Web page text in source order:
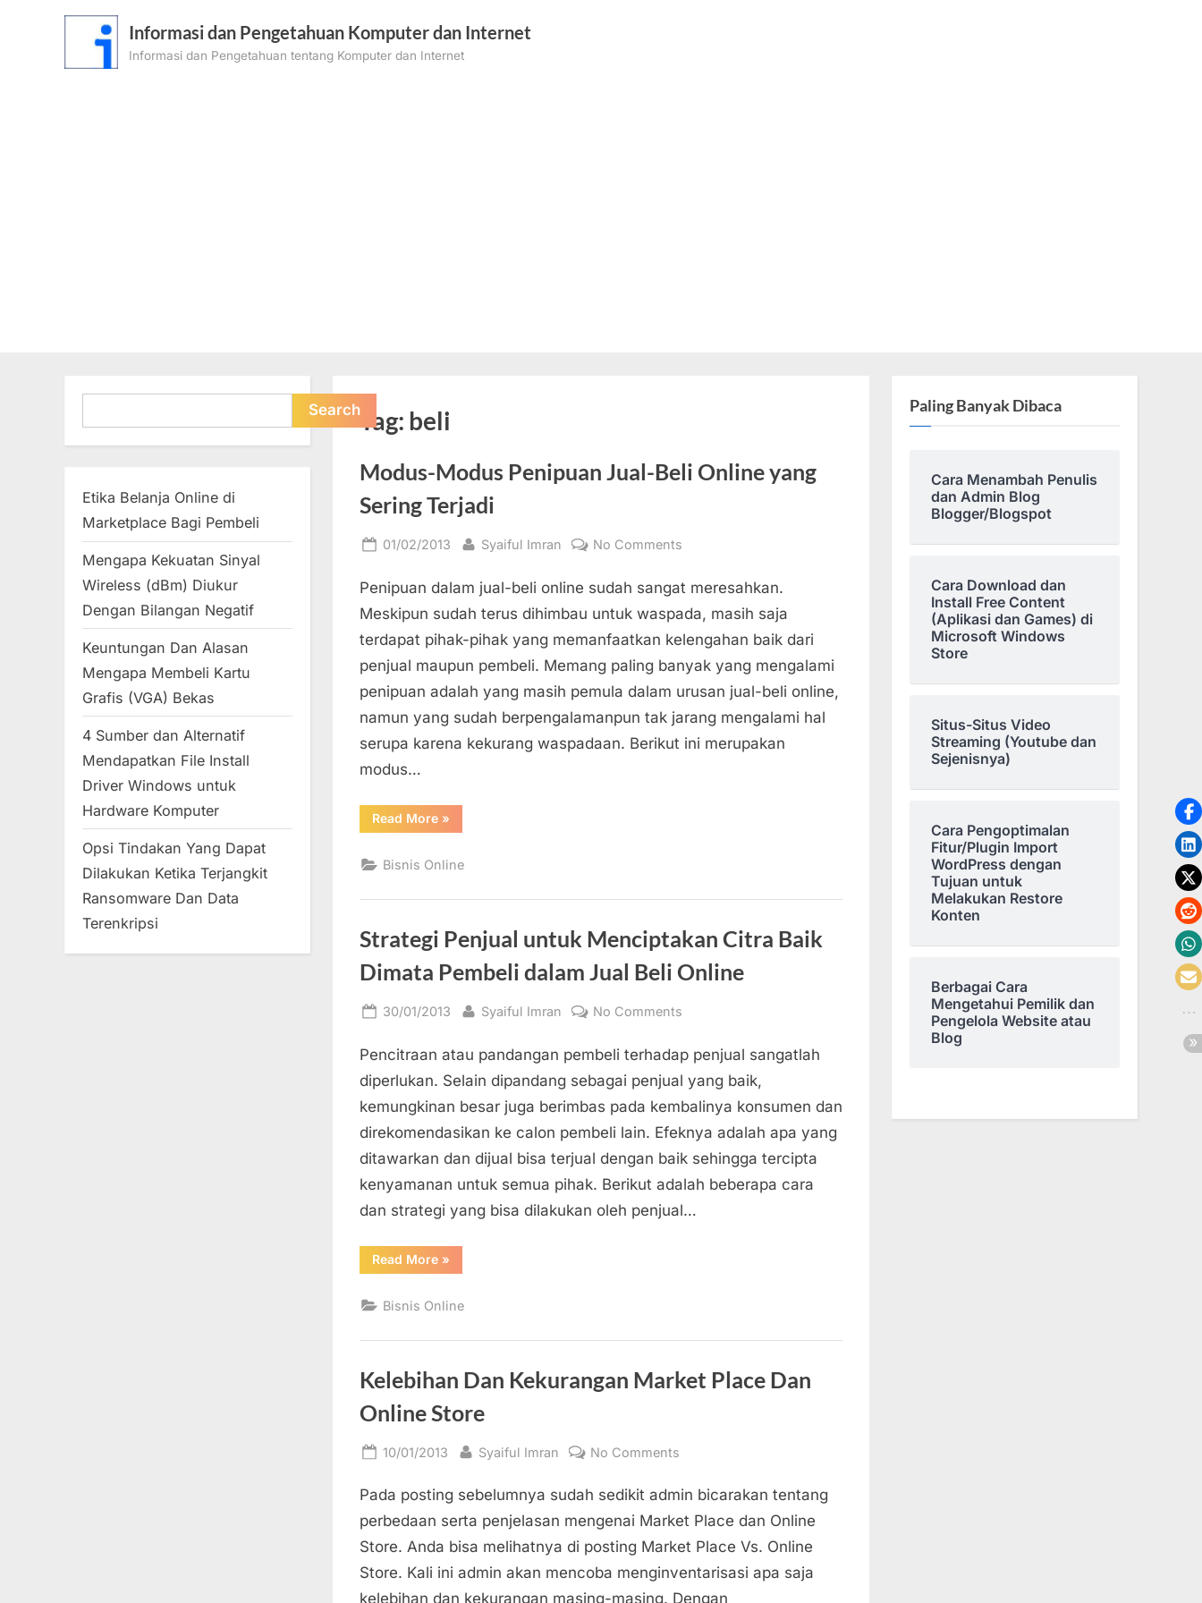
Informasi dan Pengetahuan Komputer dan Internet
Informasi dan Pengetahuan tentang Komputer dan Internet
Tag: beli
Modus-Modus Penipuan Jual-Beli Online yang
Sering Terjadi
Posted
01/02/2013 By
Syaiful Imran No Comments
Modus
Penipuan
Jual-
Online
yang
Sering
Terjadi
Penipuan dalam jual-beli online sudah sangat meresahkan.
Meskipun sudah terus dihimbau untuk waspada, masih saja
terdapat pihak-pihak yang memanfaatkan kelengahan baik dari
penjual maupun pembeli. Memang paling banyak yang mengalami
penipuan adalah yang masih pemula dalam urusan jual-beli online,
namun yang sudah berpengalamanpun tak jarang mengalami hal
serupa karena kekurang waspadaan. Berikut ini merupakan
modus…
Read More“Modus-
Modus
Beli
Sering
»
Bisnis Online
Strategi Penjual untuk Menciptakan Citra Baik
Dimata Pembeli dalam Jual Beli Online
Posted
30/01/2013 By
Syaiful Imran No Comments
Penjual
untuk
Menciptakan
Baik
Dimata
Pembeli
dalam
Pencitraan atau pandangan pembeli terhadap penjual sangatlah
diperlukan. Selain dipandang sebagai penjual yang baik,
kemungkinan besar juga berimbas pada kembalinya konsumen dan
direkomendasikan ke calon pembeli lain. Efeknya adalah apa yang
ditawarkan dan dijual bisa terjual dengan baik sehingga tercipta
kenyamanan untuk semua pihak. Berikut adalah beberapa cara
dan strategi yang bisa dilakukan oleh penjual…
Read More“Strategi
Penjual
Citra
Pembeli
Beli
»
Bisnis Online
Kelebihan Dan Kekurangan Market Place Dan
Online Store
Posted
10/01/2013 By
Syaiful Imran No Comments
Dan
Kekurangan
Market
Pada posting sebelumnya sudah sedikit admin bicarakan tentang
perbedaan serta penjelasan mengenai Market Place dan Online
Store. Anda bisa melihatnya di posting Market Place Vs. Online
Store. Kali ini admin akan mencoba menginventarisasi apa saja
kelebihan dan kekurangan masing-masing. Dengan
Search
Etika Belanja Online di
Marketplace Bagi Pembeli
Mengapa Kekuatan Sinyal
Wireless (dBm) Diukur
Dengan Bilangan Negatif
Keuntungan Dan Alasan
Mengapa Membeli Kartu
Grafis (VGA) Bekas
4 Sumber dan Alternatif
Mendapatkan File Install
Driver Windows untuk
Hardware Komputer
Opsi Tindakan Yang Dapat
Dilakukan Ketika Terjangkit
Ransomware Dan Data
Terenkripsi
Paling Banyak Dibaca
Cara Menambah Penulis
dan Admin Blog
Blogger/Blogspot
Cara Download dan
Install Free Content
(Aplikasi dan Games) di
Microsoft Windows
Store
Situs-Situs Video
Streaming (Youtube dan
Sejenisnya)
Cara Pengoptimalan
Fitur/Plugin Import
WordPress dengan
Tujuan untuk
Melakukan Restore
Konten
Berbagai Cara
Mengetahui Pemilik dan
Pengelola Website atau
Blog